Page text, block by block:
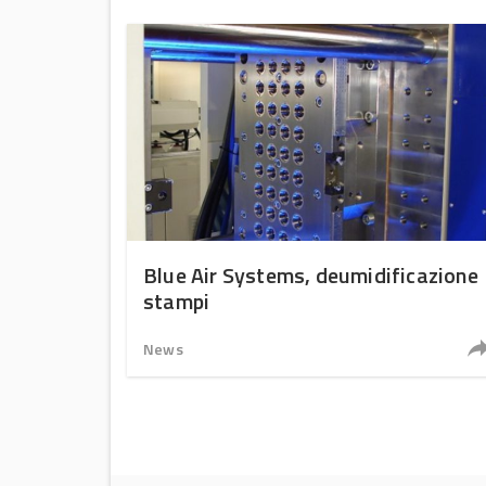
Blue Air Systems, deumidificazione
stampi
News